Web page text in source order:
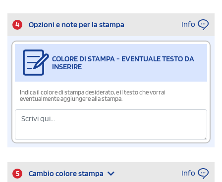
4 Opzioni e note per la stampa Info
COLORE DI STAMPA - EVENTUALE TESTO DA
INSERIRE
Indica il colore di stampa desiderato, e il testo che vorrai
eventualmente aggiungere alla stampa.
5 Cambio colore stampa Info